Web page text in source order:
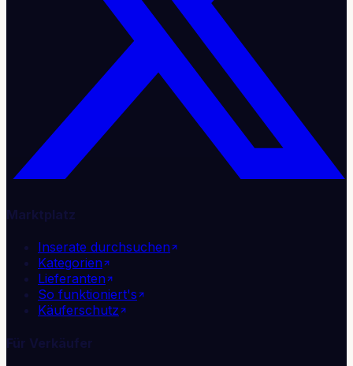
Marktplatz
Inserate durchsuchen
Kategorien
Lieferanten
So funktioniert's
Käuferschutz
Für Verkäufer